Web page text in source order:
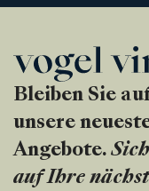
Bleiben Sie
unsere
Angebote.
auf Ihre